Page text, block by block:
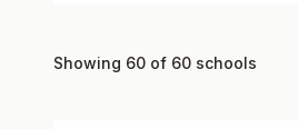
Showing 60 of 60 schools